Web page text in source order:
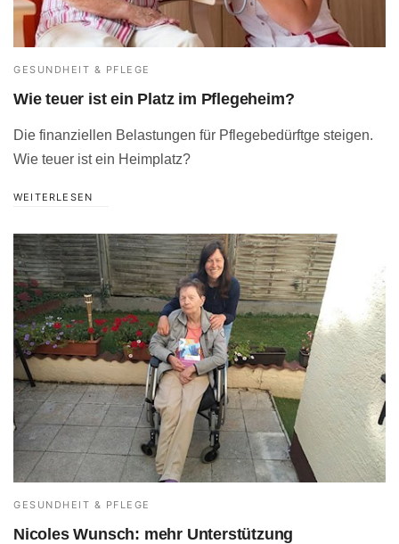
GESUNDHEIT & PFLEGE
Wie teuer ist ein Platz im Pflegeheim?
Die finanziellen Belastungen für Pflegebedürftge steigen.
Wie teuer ist ein Heimplatz?
WEITERLESEN
GESUNDHEIT & PFLEGE
Nicoles Wunsch: mehr Unterstützung